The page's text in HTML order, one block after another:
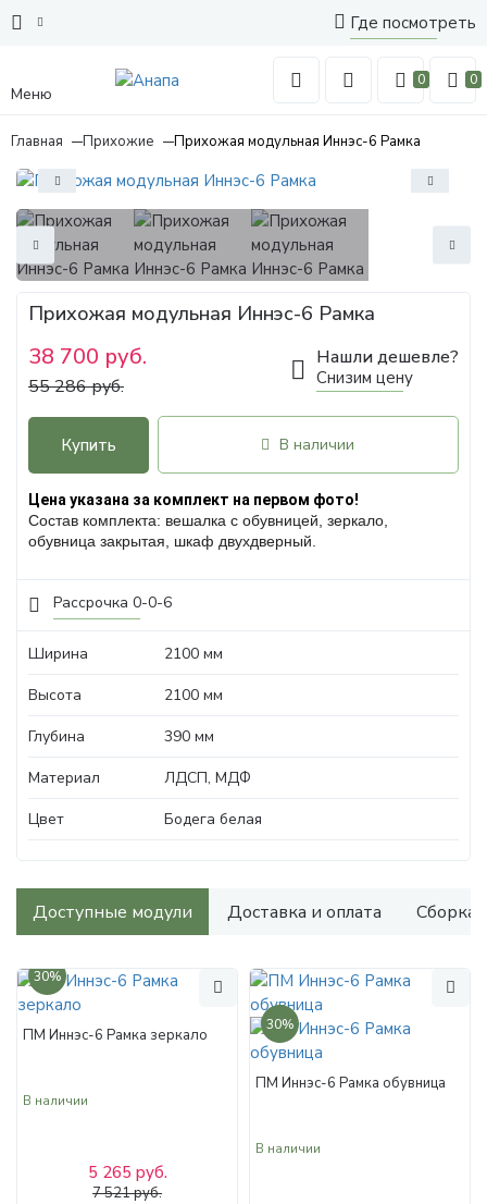
Где посмотреть
Меню
0 0
Главная Прихожие Прихожая модульная Иннэс-6 Рамка
Рассрочка 0-0-6
Прихожая модульная Иннэс-6 Рамка
38 700 руб.
55 286 руб.
Нашли дешевле?
Снизим цену
Купить В наличии
Цена указана за комплект на первом фото!
Состав комплекта: вешалка с обувницей, зеркало,
обувница закрытая, шкаф двухдверный.
Ширина
2100 мм
Высота
2100 мм
Глубина
390 мм
Материал
ЛДСП, МДФ
Цвет
Бодега белая
Доступные модули Доставка и оплата Сборка
30%
ПМ Иннэс-6 Рамка зеркало
В наличии
5 265 руб.
7 521 руб.
30%
ПМ Иннэс-6 Рамка обувница
В наличии